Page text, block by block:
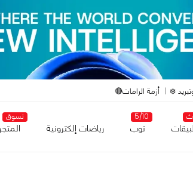
❄️ أزمة الرامات🔴
5/10
توب رياضات إلكترونية
تسوق
المتجر